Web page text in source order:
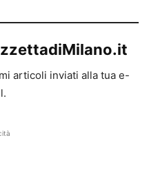
articoli inviati alla tua e-